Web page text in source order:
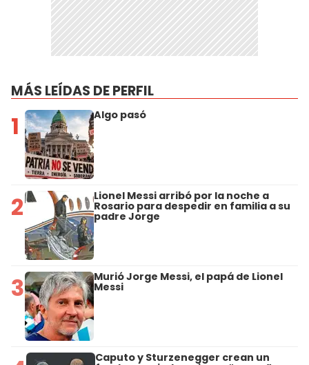
MÁS LEÍDAS DE PERFIL
1 Algo pasó
2 Lionel Messi arribó por la noche a
Rosario para despedir en familia a su
padre Jorge
3 Murió Jorge Messi, el papá de Lionel
Messi
Caputo y Sturzenegger crean un